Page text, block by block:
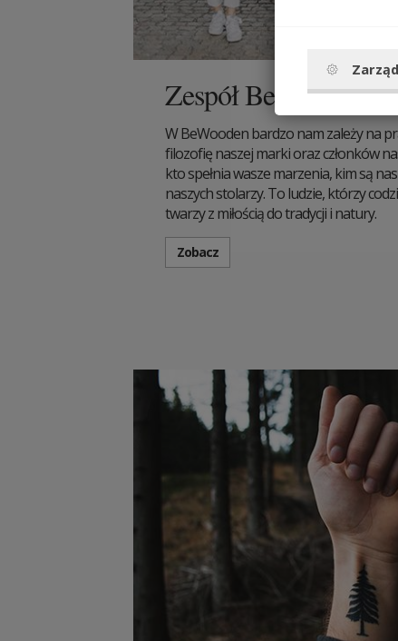
Zespół BeWooden
W BeWooden bardzo nam zależy na
filozofię naszej marki oraz członków
kto spełnia wasze marzenia, kim są
naszych stolarzy. To ludzie, którzy
twarzy z miłością do tradycji i natury.
Zobacz